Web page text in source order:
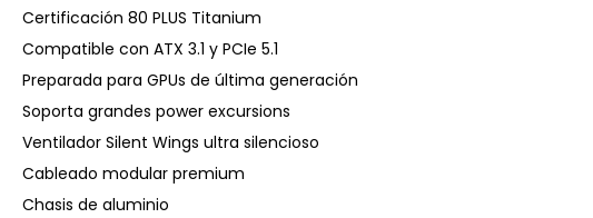
Certificación 80 PLUS Titanium
Compatible con ATX 3.1 y PCIe 5.1
Preparada para GPUs de última generación
Soporta grandes power excursions
Ventilador Silent Wings ultra silencioso
Cableado modular premium
Chasis de aluminio